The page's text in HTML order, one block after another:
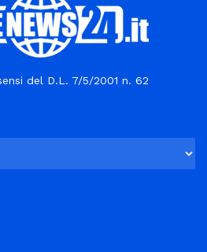
del D.L. 7/5/2001 n. 62